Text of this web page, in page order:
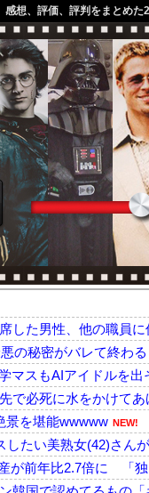
想、評価、評判をまとめた
した男性、他の職員
の秘密がバレて終わる
マスもAIアイドルを出
で必死に水をかけて
景を堪能wwwww NEW!
したい美熟女(42)さん
が前年比2.7倍に 「